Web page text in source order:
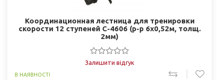
Координационная лестница для тренировки
скорости 12 ступеней C-4606 (р-р 6x0,52м, толщ.
2мм)
Залишити відгук
В НАЯВНОСТІ